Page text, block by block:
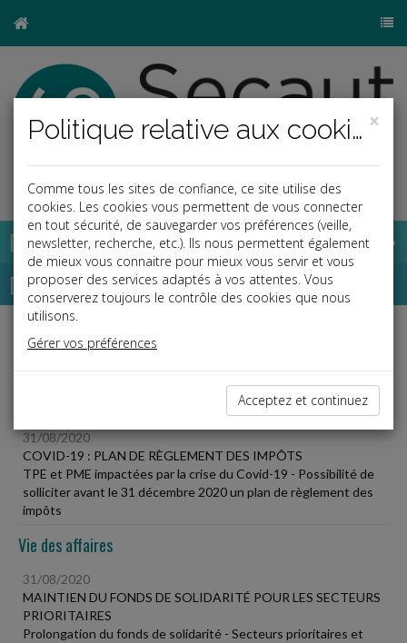
Base documentaire
Dépêches
Liste des dernières dépêches
31/08/2020
COVID-19 : PLAN DE RÈGLEMENT DES IMPÔTS
TPE et PME impactées par la crise du Covid-19 - Possibilité de
solliciter avant le 31 décembre 2020 un plan de règlement des
impôts
Vie des affaires
31/08/2020
MAINTIEN DU FONDS DE SOLIDARITÉ POUR LES SECTEURS
PRIORITAIRES
Prolongation du fonds de solidarité - Secteurs prioritaires et
×
Politique relative aux cookies
Comme tous les sites de confiance, ce site utilise des
cookies. Les cookies vous permettent de vous connecter
en tout sécurité, de sauvegarder vos préférences (veille,
newsletter, recherche, etc.). Ils nous permettent également
de mieux vous connaitre pour mieux vous servir et vous
proposer des services adaptés à vos attentes. Vous
conserverez toujours le contrôle des cookies que nous
utilisons.
Gérer vos préférences
Acceptez et continuez